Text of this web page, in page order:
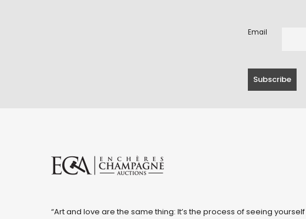
Email
“Art and love are the same thing: It’s the process of seeing